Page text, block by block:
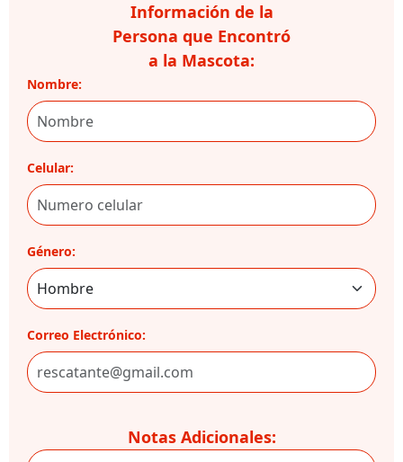
Información de la
Persona que Encontró
a la Mascota:
Nombre:
Celular:
Género:
Correo Electrónico:
Notas Adicionales: